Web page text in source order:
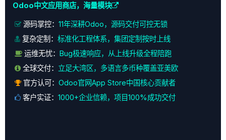
Odoo中文应用商店，海量模块
源码掌控： 11年深耕Odoo，源码交付可控无锁
复杂定制： 标准化工程体系，集团定制按时上线
运维无忧： Bug极速响应，从上线升级全程陪跑
全球交付： 立足大湾区，多语言多币种覆盖亚美欧
官方认可： Odoo官网App Store中国核心贡献者
客户实证： 1000+企业信赖，项目100%成功交付